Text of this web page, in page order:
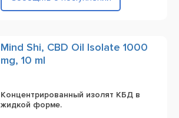
Mind Shi, CBD Oil Isolate 1000
mg, 10 ml
Концентрированный изолят КБД в
жидкой форме.